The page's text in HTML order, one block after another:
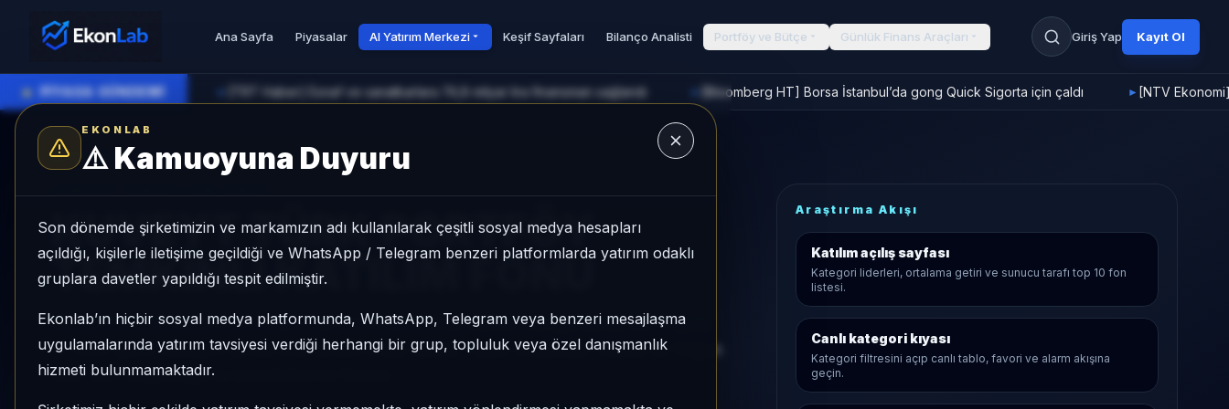
Ana Sayfa Piyasalar AI Yatırım Merkezi Keşif Sayfaları Bilanço Analisti Portföy ve Bütçe Günlük Finans Araçları Giriş Yap Kayıt Ol
EKONLAB
⚠️Kamuoyuna Duyuru
Son dönemde şirketimizin ve markamızın adı kullanılarak çeşitli sosyal medya hesapları
açıldığı, kişilerle iletişime geçildiği ve WhatsApp / Telegram benzeri platformlarda yatırım odaklı
gruplara davetler yapıldığı tespit edilmiştir.
Ekonlab’ın hiçbir sosyal medya platformunda, WhatsApp, Telegram veya benzeri mesajlaşma
uygulamalarında yatırım tavsiyesi verdiği herhangi bir grup, topluluk veya özel danışmanlık
hizmeti bulunmamaktadır.
● PİYASA GÜNDEMİ [TRT Haber] Esnaf ve sanatkarlara 74,8 milyar lira finansman sağlandı [Bloomberg HT] Borsa İstanbul’da gong Quick Sigorta için çaldı ► [NTV
AI Fon Radar/ Katılım
KUVEYT TÜRK PORTFÖY
TEMKİNLİ KATILIM FONU
KUVEYT TÜRK PORTFÖY TEMKİNLİ KATILIM FONU, Katılım kategorisinde son 1 ayda
%-0,63 getiri, kategori içinde momentum sırası 49/64, 1 aylık volatilitesi %0,43 ve Yoğun
KAP KAP yoğunluğu ile izlenebilen bir fondur.
Araştırma Akışı
Katılımaçılış sayfası
Kategori liderleri, ortalama getiri ve sunucu tarafı top 10 fon
listesi.
Canlı kategori kıyası
Kategori filtresini açıp canlı tablo, favori ve alarm akışına
geçin.